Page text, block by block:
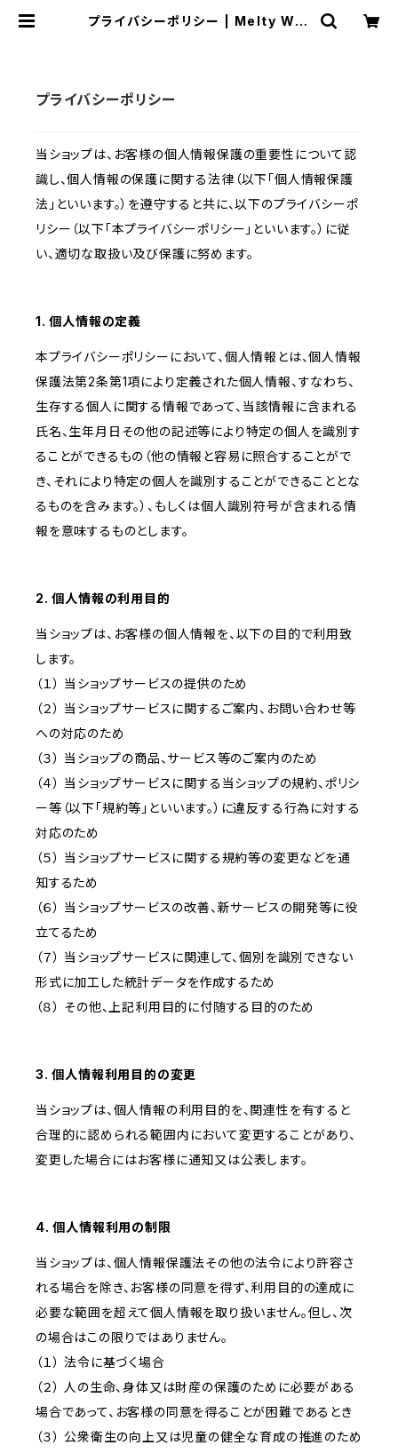
プライバシーポリシー | Melty Wor
プライバシーポリシー
当ショップは、お客様の個人情報保護の重要性について認
識し、個人情報の保護に関する法律（以下「個人情報保護
法」といいます。）を遵守すると共に、以下のプライバシーポ
リシー（以下「本プライバシーポリシー」といいます。）に従
い、適切な取扱い及び保護に努めます。
1. 個人情報の定義
本プライバシーポリシーにおいて、個人情報とは、個人情報
保護法第2条第1項により定義された個人情報、すなわち、
生存する個人に関する情報であって、当該情報に含まれる
氏名、生年月日その他の記述等により特定の個人を識別す
ることができるもの（他の情報と容易に照合することがで
き、それにより特定の個人を識別することができることとな
るものを含みます。）、もしくは個人識別符号が含まれる情
報を意味するものとします。
2. 個人情報の利用目的
当ショップは、お客様の個人情報を、以下の目的で利用致
します。
（１） 当ショップサービスの提供のため
（２） 当ショップサービスに関するご案内、お問い合わせ等
への対応のため
（３） 当ショップの商品、サービス等のご案内のため
（４） 当ショップサービスに関する当ショップの規約、ポリシ
ー等（以下「規約等」といいます。）に違反する行為に対する
対応のため
（５） 当ショップサービスに関する規約等の変更などを通
知するため
（６） 当ショップサービスの改善、新サービスの開発等に役
立てるため
（７） 当ショップサービスに関連して、個別を識別できない
形式に加工した統計データを作成するため
（８） その他、上記利用目的に付随する目的のため
3. 個人情報利用目的の変更
当ショップは、個人情報の利用目的を、関連性を有すると
合理的に認められる範囲内において変更することがあり、
変更した場合にはお客様に通知又は公表します。
4. 個人情報利用の制限
当ショップは、個人情報保護法その他の法令により許容さ
れる場合を除き、お客様の同意を得ず、利用目的の達成に
必要な範囲を超えて個人情報を取り扱いません。但し、次
の場合はこの限りではありません。
（１） 法令に基づく場合
（２） 人の生命、身体又は財産の保護のために必要がある
場合であって、お客様の同意を得ることが困難であるとき
（３） 公衆衛生の向上又は児童の健全な育成の推進のため